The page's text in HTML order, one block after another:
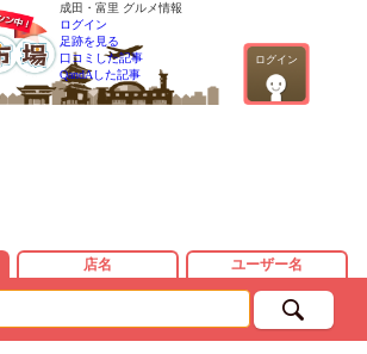
成田・富里 グルメ情報
ログイン
ログイン
足跡を見る
口コミした記事
QandAした記事
店名 ユーザー名